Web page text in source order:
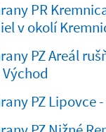
PR
v okolí
PZ Areál
PZ Lipovce